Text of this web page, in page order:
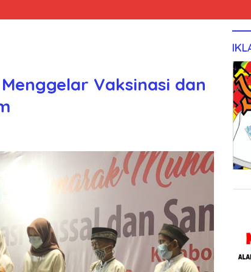
Vaksinasi dan